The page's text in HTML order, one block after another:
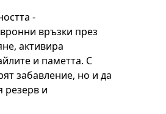
-
връзки през
активира
и паметта. С
забавление, но и да
резерв и